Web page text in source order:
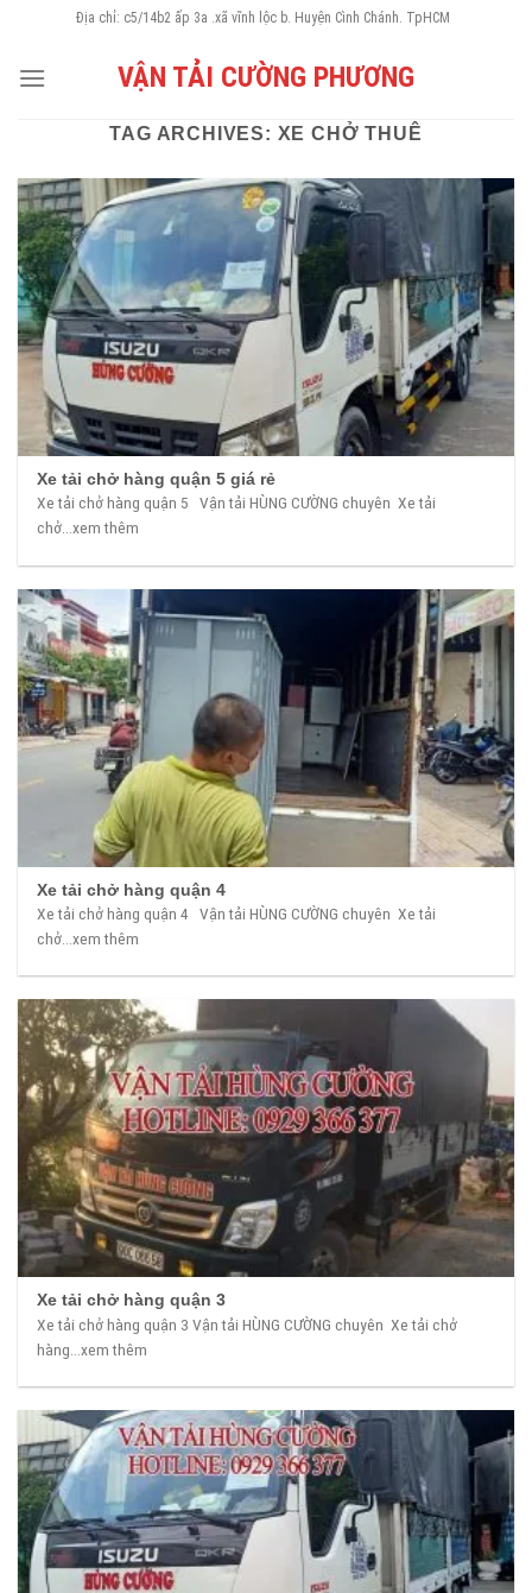
content
Địa chỉ: c5/14b2 ấp 3a .xã vĩnh lộc b. Huyện Cình Chánh. TpHCM
VẬN TẢI CƯỜNG PHƯƠNG
TAG ARCHIVES: XE CHỞ THUÊ
Xe tải chở hàng quận 5 giá rẻ
Xe tải chở hàng quận 5 Vận tải HÙNG CƯỜNG chuyên Xe tải
chở...xem thêm
Xe tải chở hàng quận 4
Xe tải chở hàng quận 4 Vận tải HÙNG CƯỜNG chuyên Xe tải
chở...xem thêm
Xe tải chở hàng quận 3
Xe tải chở hàng quận 3 Vận tải HÙNG CƯỜNG chuyên Xe tải chở
hàng...xem thêm